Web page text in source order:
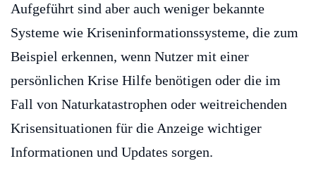
Aufgeführt sind aber auch weniger bekannte
Systeme wie Kriseninformationssysteme, die zum
Beispiel erkennen, wenn Nutzer mit einer
persönlichen Krise Hilfe benötigen oder die im
Fall von Naturkatastrophen oder weitreichenden
Krisensituationen für die Anzeige wichtiger
Informationen und Updates sorgen.